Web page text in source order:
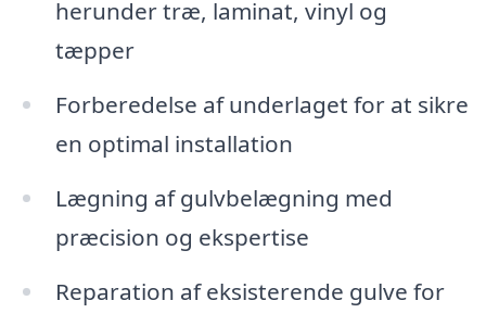
herunder træ, laminat, vinyl og
tæpper
Forberedelse af underlaget for at sikre
en optimal installation
Lægning af gulvbelægning med
præcision og ekspertise
Reparation af eksisterende gulve for